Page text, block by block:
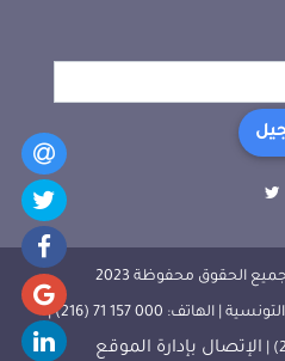
الحقوق محفوظة 2023
العنوان: باردو 2000 الجمهورية التونسية | الهاتف: 000 157 71 (216) |
الإتصال بإدارة الموقع